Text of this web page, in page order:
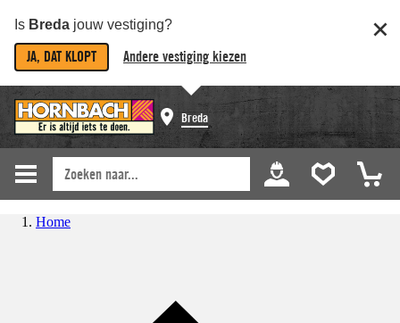
Is Breda jouw vestiging?
JA, DAT KLOPT Andere vestiging kiezen
Breda
Home